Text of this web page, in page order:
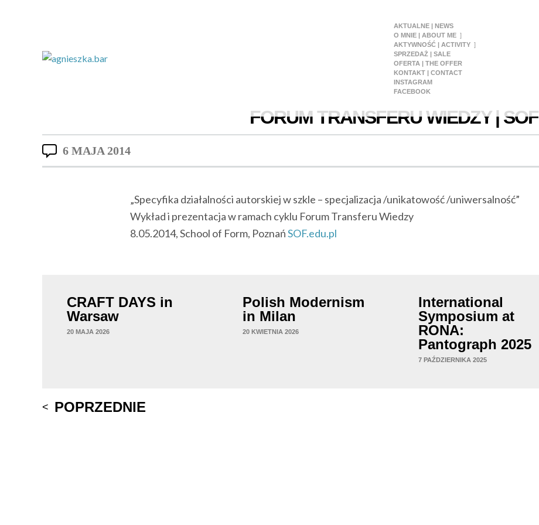
AKTUALNE | NEWS
O MNIE | ABOUT ME
AKTYWNOŚĆ | ACTIVITY
SPRZEDAŻ | SALE
OFERTA | THE OFFER
KONTAKT | CONTACT
INSTAGRAM
FACEBOOK
FORUM TRANSFERU WIEDZY | SOF
6 MAJA 2014
„Specyfika działalności autorskiej w szkle – specjalizacja /unikatowość /uniwersalność”
Wykład i prezentacja w ramach cyklu Forum Transferu Wiedzy
8.05.2014, School of Form, PoznańSOF.edu.pl
CRAFT DAYS in
Warsaw
20 MAJA 2026
Polish Modernism
in Milan
20 KWIETNIA 2026
International
Symposium at
RONA:
Pantograph 2025
7 PAŹDZIERNIKA 2025
Post
POPRZEDNIE